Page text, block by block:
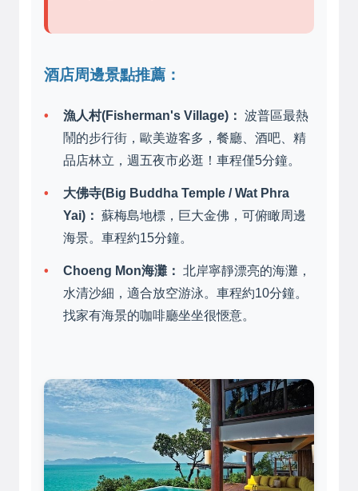
酒店周邊景點推薦：
漁人村(Fisherman's Village)： 波普區最熱
鬧的步行街，歐美遊客多，餐廳、酒吧、精
品店林立，週五夜市必逛！車程僅5分鐘。
大佛寺(Big Buddha Temple / Wat Phra
Yai)： 蘇梅島地標，巨大金佛，可俯瞰周邊
海景。車程約15分鐘。
Choeng Mon海灘： 北岸寧靜漂亮的海灘，
水清沙細，適合放空游泳。車程約10分鐘。
找家有海景的咖啡廳坐坐很愜意。